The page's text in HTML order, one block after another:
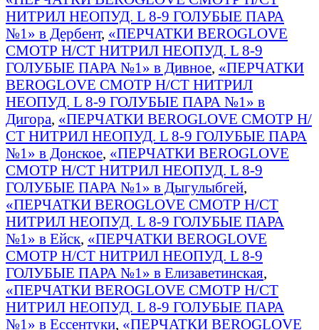
НИТРИЛ НЕОПУД. L 8-9 ГОЛУБЫЕ ПАРА
№1» в Дербент, «ПЕРЧАТКИ BEROGLOVE
СМОТР Н/СТ НИТРИЛ НЕОПУД. L 8-9
ГОЛУБЫЕ ПАРА №1» в Дивное, «ПЕРЧАТКИ
BEROGLOVE СМОТР Н/СТ НИТРИЛ
НЕОПУД. L 8-9 ГОЛУБЫЕ ПАРА №1» в
Дигора, «ПЕРЧАТКИ BEROGLOVE СМОТР Н/
СТ НИТРИЛ НЕОПУД. L 8-9 ГОЛУБЫЕ ПАРА
№1» в Донское, «ПЕРЧАТКИ BEROGLOVE
СМОТР Н/СТ НИТРИЛ НЕОПУД. L 8-9
ГОЛУБЫЕ ПАРА №1» в Дыгулыбгей,
«ПЕРЧАТКИ BEROGLOVE СМОТР Н/СТ
НИТРИЛ НЕОПУД. L 8-9 ГОЛУБЫЕ ПАРА
№1» в Ейск, «ПЕРЧАТКИ BEROGLOVE
СМОТР Н/СТ НИТРИЛ НЕОПУД. L 8-9
ГОЛУБЫЕ ПАРА №1» в Елизаветинская,
«ПЕРЧАТКИ BEROGLOVE СМОТР Н/СТ
НИТРИЛ НЕОПУД. L 8-9 ГОЛУБЫЕ ПАРА
№1» в Ессентуки, «ПЕРЧАТКИ BEROGLOVE